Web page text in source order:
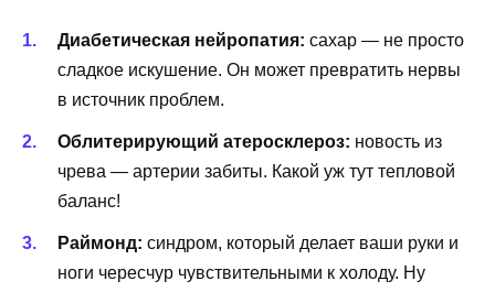
Диабетическая нейропатия: сахар — не просто
сладкое искушение. Он может превратить нервы
в источник проблем.
Облитерирующий атеросклероз: новость из
чрева — артерии забиты. Какой уж тут тепловой
баланс!
Раймонд: синдром, который делает ваши руки и
ноги чересчур чувствительными к холоду. Ну